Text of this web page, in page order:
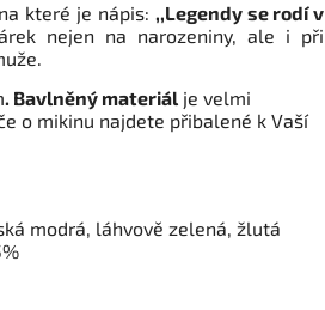
které je nápis: ,,Legendy se rodí v
nejen na narozeniny, ale i při
. Bavlněný materiál je velmi
o mikinu najdete přibalené k Vaší
modrá, láhvově zelená, žlutá